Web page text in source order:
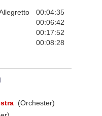
00:04:35
00:06:42
00:17:52
00:08:28
(Orchester)